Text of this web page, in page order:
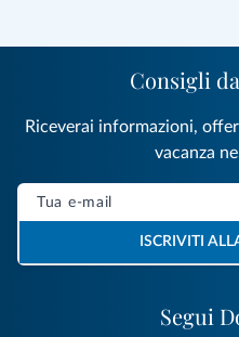
Segui
Consigli
Riceverai informazioni,
vacanza
ISCRIVITI